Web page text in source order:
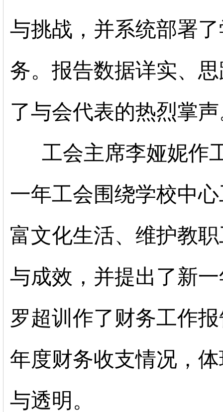
与挑战，并系统部署
务。报告数据详实、
了与会代表的热烈掌
工会主席李娅妮作
一年工会围绕学校中
富文化生活、维护教
与成效，并提出了新
罗超训作了财务工作
年度财务收支情况，
与透明。